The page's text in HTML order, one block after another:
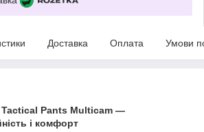
Доставка Оплата Умови
Tactical Pants Multicam —
і комфорт